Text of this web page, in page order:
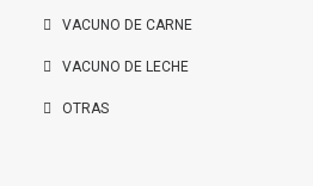
VACUNO DE CARNE
VACUNO DE LECHE
OTRAS